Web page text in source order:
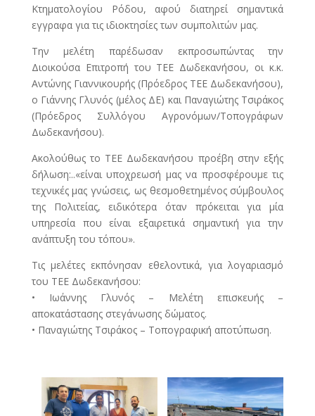
Κτηματολογίου Ρόδου, αφού διατηρεί σημαντικά
εγγραφα για τις ιδιοκτησίες των συμπολιτών μας.
Την μελέτη παρέδωσαν εκπροσωπώντας την
Διοικούσα Επιτροπή του ΤΕΕ Δωδεκανήσου, οι κ.κ.
Αντώνης Γιαννικουρής (Πρόεδρος ΤΕΕ Δωδεκανήσου),
ο Γιάννης Γλυνός (μέλος ΔΕ) και Παναγιώτης Τσιράκος
(Πρόεδρος Συλλόγου Αγρονόμων/Τοπογράφων
Δωδεκανήσου).
Ακολούθως το ΤΕΕ Δωδεκανήσου προέβη στην εξής
δήλωση:..«είναι υποχρεωσή μας να προσφέρουμε τις
τεχνικές μας γνώσεις, ως θεσμοθετημένος σύμβουλος
της Πολιτείας, ειδικότερα όταν πρόκειται για μία
υπηρεσία που είναι εξαιρετικά σημαντική για την
ανάπτυξη του τόπου».
Τις μελέτες εκπόνησαν εθελοντικά, για λογαριασμό
του ΤΕΕ Δωδεκανήσου:
• Ιωάννης Γλυνός – Μελέτη επισκευής –
αποκατάστασης στεγάνωσης δώματος.
• Παναγιώτης Τσιράκος – Τοπογραφική αποτύπωση.